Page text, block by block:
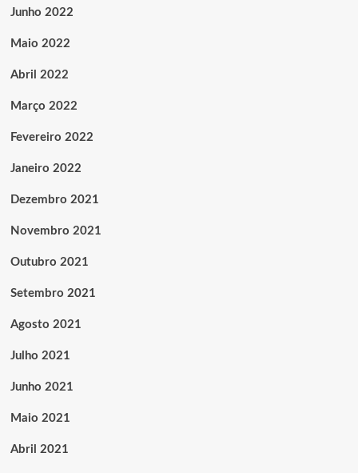
Junho 2022
Maio 2022
Abril 2022
Março 2022
Fevereiro 2022
Janeiro 2022
Dezembro 2021
Novembro 2021
Outubro 2021
Setembro 2021
Agosto 2021
Julho 2021
Junho 2021
Maio 2021
Abril 2021